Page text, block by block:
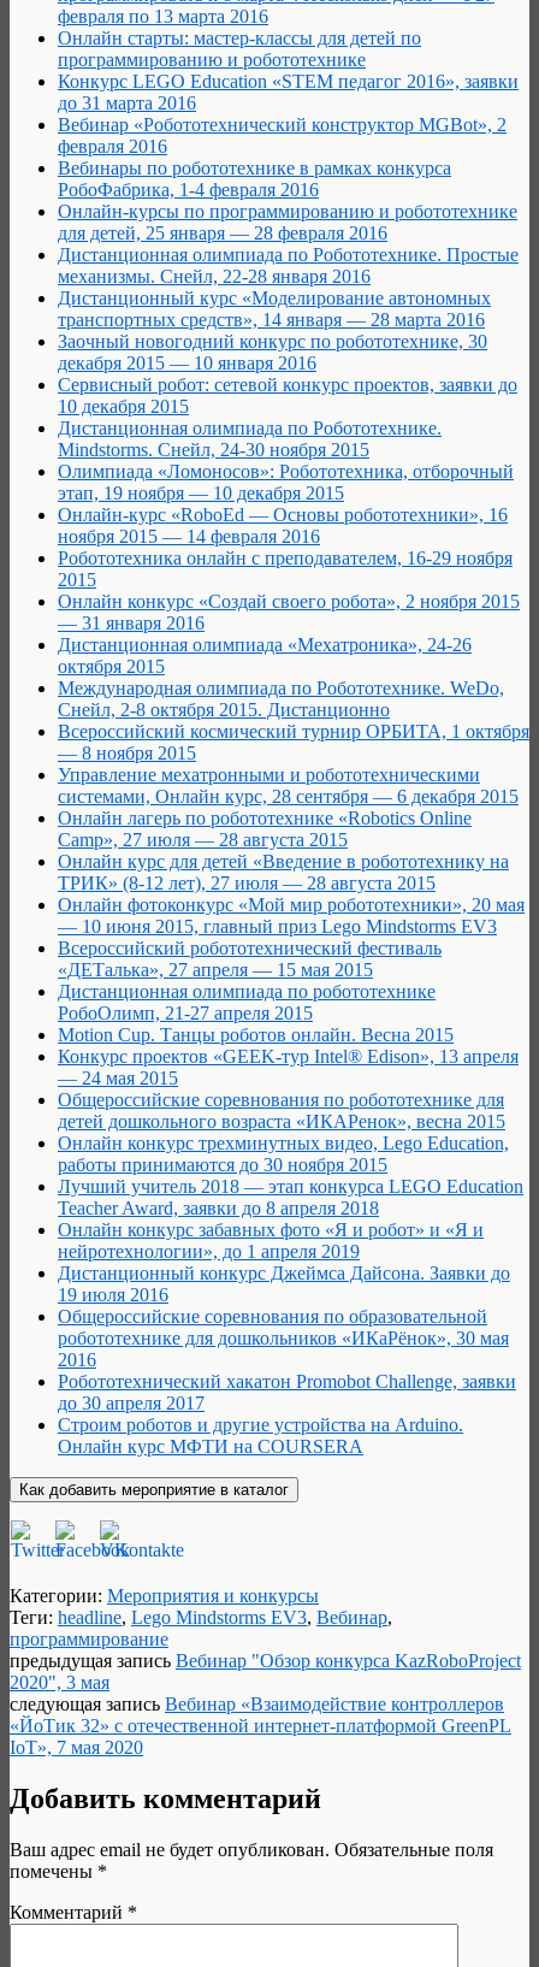
февраля по 13 марта 2016
Онлайн старты: мастер-классы для детей по
программированию и робототехнике
Конкурс LEGO Education «STEM педагог 2016», заявки
до 31 марта 2016
Вебинар «Робототехнический конструктор MGBot», 2
февраля 2016
Вебинары по робототехнике в рамках конкурса
РобоФабрика, 1-4 февраля 2016
Онлайн-курсы по программированию и робототехнике
для детей, 25 января — 28 февраля 2016
Дистанционная олимпиада по Робототехнике. Простые
механизмы. Снейл, 22-28 января 2016
Дистанционный курс «Моделирование автономных
транспортных средств», 14 января — 28 марта 2016
Заочный новогодний конкурс по робототехнике, 30
декабря 2015 — 10 января 2016
Сервисный робот: сетевой конкурс проектов, заявки до
10 декабря 2015
Дистанционная олимпиада по Робототехнике.
Mindstorms. Снейл, 24-30 ноября 2015
Олимпиада «Ломоносов»: Робототехника, отборочный
этап, 19 ноября — 10 декабря 2015
Онлайн-курс «RoboEd — Основы робототехники», 16
ноября 2015 — 14 февраля 2016
Робототехника онлайн с преподавателем, 16-29 ноября
2015
Онлайн конкурс «Создай своего робота», 2 ноября 2015
— 31 января 2016
Дистанционная олимпиада «Мехатроника», 24-26
октября 2015
Международная олимпиада по Робототехнике. WeDo,
Снейл, 2-8 октября 2015. Дистанционно
Всероссийский космический турнир ОРБИТА, 1 октября
— 8 ноября 2015
Управление мехатронными и робототехническими
системами, Онлайн курс, 28 сентября — 6 декабря 2015
Онлайн лагерь по робототехнике «Robotics Online
Camp», 27 июля — 28 августа 2015
Онлайн курс для детей «Введение в робототехнику на
ТРИК» (8-12 лет), 27 июля — 28 августа 2015
Онлайн фотоконкурс «Мой мир робототехники», 20 мая
— 10 июня 2015, главный приз Lego Mindstorms EV3
Всероссийский робототехнический фестиваль
«ДЕТалька», 27 апреля — 15 мая 2015
Дистанционная олимпиада по робототехнике
РобоОлимп, 21-27 апреля 2015
Motion Cup. Танцы роботов онлайн. Весна 2015
Конкурс проектов «GEEK-тур Intel® Edison», 13 апреля
— 24 мая 2015
Общероссийские соревнования по робототехнике для
детей дошкольного возраста «ИКАРенок», весна 2015
Онлайн конкурс трехминутных видео, Lego Education,
работы принимаются до 30 ноября 2015
Лучший учитель 2018 — этап конкурса LEGO Education
Teacher Award, заявки до 8 апреля 2018
Онлайн конкурс забавных фото «Я и робот» и «Я и
нейротехнологии», до 1 апреля 2019
Дистанционный конкурс Джеймса Дайсона. Заявки до
19 июля 2016
Общероссийские соревнования по образовательной
робототехнике для дошкольников «ИКаРёнок», 30 мая
2016
Робототехнический хакатон Promobot Сhallenge, заявки
до 30 апреля 2017
Строим роботов и другие устройства на Arduino.
Онлайн курс МФТИ на COURSERA
Категории: Мероприятия и конкурсы
Теги: headline, Lego Mindstorms EV3, Вебинар,
программирование
предыдущая запись Вебинар "Обзор конкурса KazRoboProject
2020", 3 мая
следующая запись Вебинар «Взаимодействие контроллеров
«ЙоТик 32» с отечественной интернет-платформой GreenPL
IoT», 7 мая 2020
Добавить комментарий
Ваш адрес email не будет опубликован. Обязательные поля
помечены *
Комментарий *